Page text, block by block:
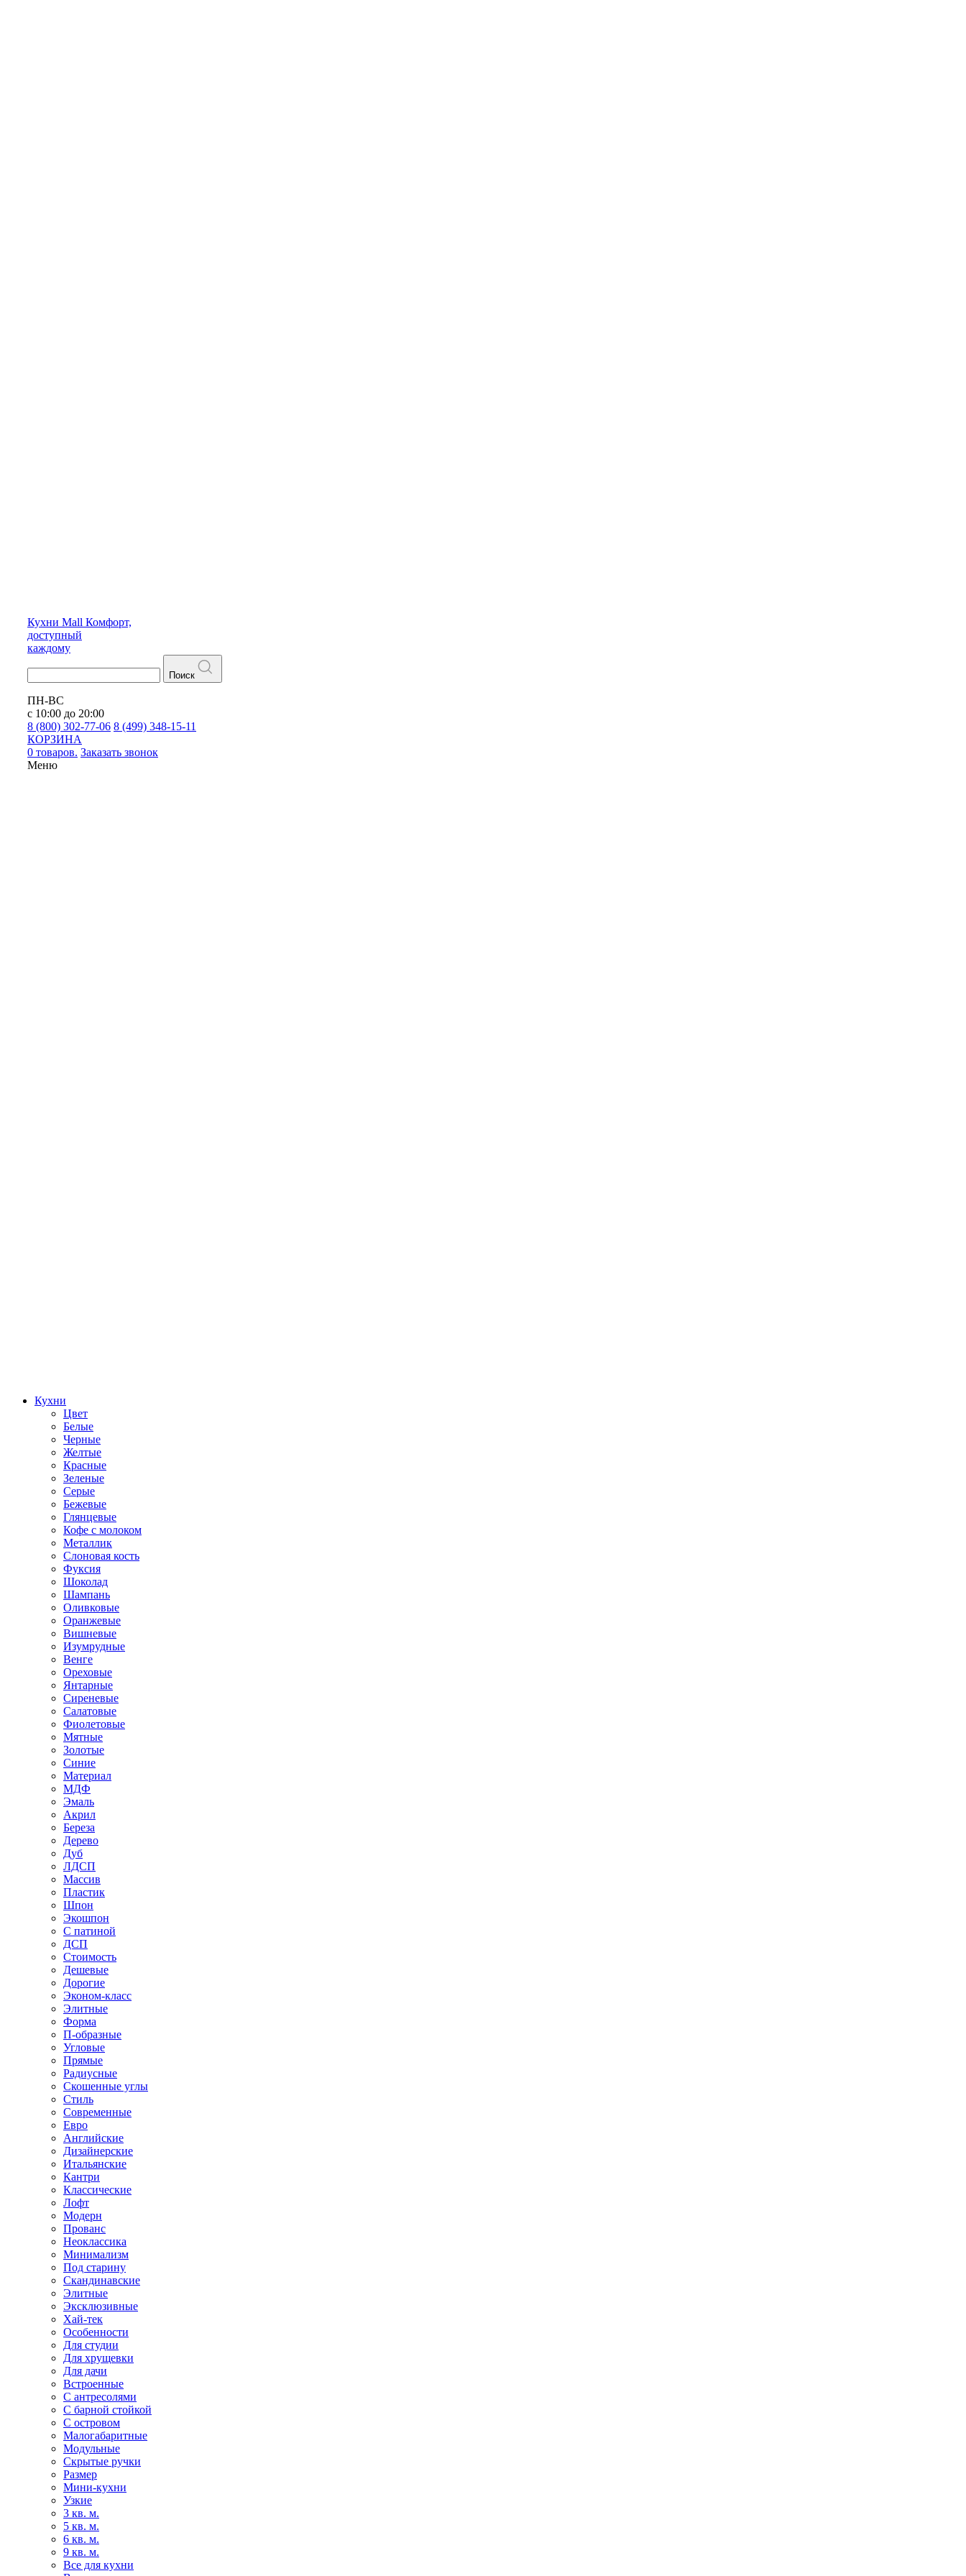
Кухни Mall Комфорт,
доступный
каждому
Поиск
ПН-ВС
с 10:00 до 20:00
8 (800) 302-77-06 8 (499) 348-15-11
КОРЗИНА
0 товаров. Заказать звонок
Меню
Кухни
Цвет
Белые
Черные
Желтые
Красные
Зеленые
Серые
Бежевые
Глянцевые
Кофе с молоком
Металлик
Слоновая кость
Фуксия
Шоколад
Шампань
Оливковые
Оранжевые
Вишневые
Изумрудные
Венге
Ореховые
Янтарные
Сиреневые
Салатовые
Фиолетовые
Мятные
Золотые
Синие
Материал
МДФ
Эмаль
Акрил
Береза
Дерево
Дуб
ЛДСП
Массив
Пластик
Шпон
Экошпон
С патиной
ДСП
Стоимость
Дешевые
Дорогие
Эконом-класс
Элитные
Форма
П-образные
Угловые
Прямые
Радиусные
Скошенные углы
Стиль
Современные
Евро
Английские
Дизайнерские
Итальянские
Кантри
Классические
Лофт
Модерн
Прованс
Неоклассика
Минимализм
Под старину
Скандинавские
Элитные
Эксклюзивные
Хай-тек
Особенности
Для студии
Для хрущевки
Для дачи
Встроенные
С антресолями
С барной стойкой
С островом
Малогабаритные
Модульные
Скрытые ручки
Размер
Мини-кухни
Узкие
3 кв. м.
5 кв. м.
6 кв. м.
9 кв. м.
Все для кухни